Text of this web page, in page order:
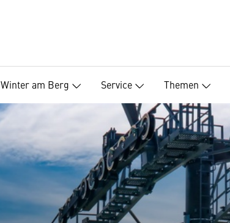
Winter am Berg Service Themen